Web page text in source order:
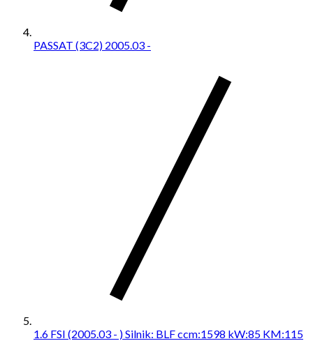
PASSAT (3C2) 2005.03 -
1.6 FSI (2005.03 - ) Silnik: BLF ccm:1598 kW:85 KM:115